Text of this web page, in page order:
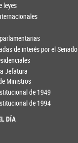
leyes
de interés por el Senado
Jefatura
Ministros
de 1949
de 1994
DÍA